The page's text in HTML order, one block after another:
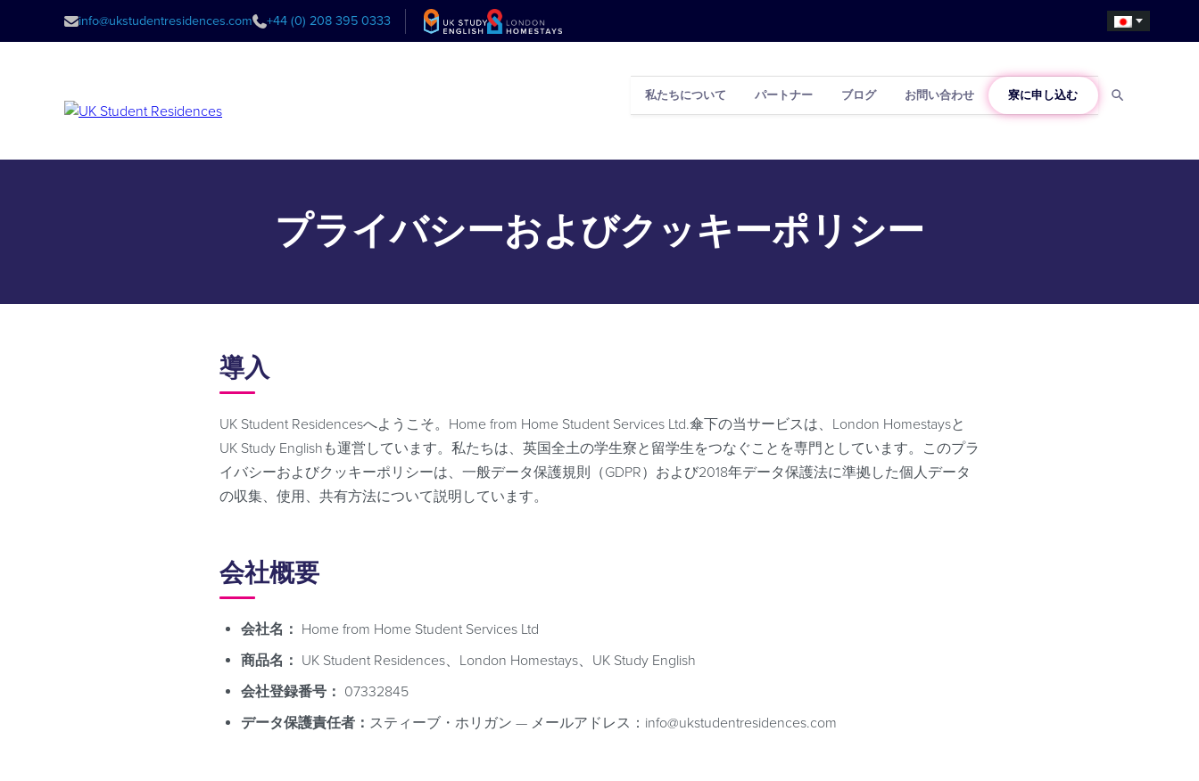
info@ukstudentresidences.com +44 (0) 208 395 0333
私たちについて パートナー ブログ お問い合わせ 寮に申し込む
プライバシーおよびクッキーポリシー
導入
UK Student Residencesへようこそ。Home from Home Student Services Ltd.傘下の当サービスは、London Homestaysと
UK Study Englishも運営しています。私たちは、英国全土の学生寮と留学生をつなぐことを専門としています。このプラ
イバシーおよびクッキーポリシーは、一般データ保護規則（GDPR）および2018年データ保護法に準拠した個人データ
の収集、使用、共有方法について説明しています。
会社概要
会社名： Home from Home Student Services Ltd
商品名： UK Student Residences、London Homestays、UK Study English
会社登録番号： 07332845
データ保護責任者： スティーブ・ホリガン — メールアドレス：info@ukstudentresidences.com